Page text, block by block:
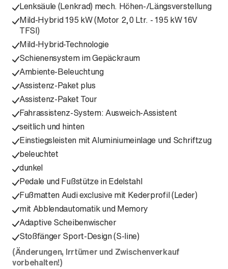
Lenksäule (Lenkrad) mech. Höhen-/Längsverstellung
Mild-Hybrid 195 kW (Motor 2,0 Ltr. - 195 kW 16V
TFSI)
Mild-Hybrid-Technologie
Schienensystem im Gepäckraum
Ambiente-Beleuchtung
Assistenz-Paket plus
Assistenz-Paket Tour
Fahrassistenz-System: Ausweich-Assistent
seitlich und hinten
Einstiegsleisten mit Aluminiumeinlage und Schriftzug
beleuchtet
dunkel
Pedale und Fußstütze in Edelstahl
Fußmatten Audi exclusive mit Kederprofil (Leder)
mit Abblendautomatik und Memory
Adaptive Scheibenwischer
Stoßfänger Sport-Design (S-line)
(Änderungen, Irrtümer und Zwischenverkauf
vorbehalten!)